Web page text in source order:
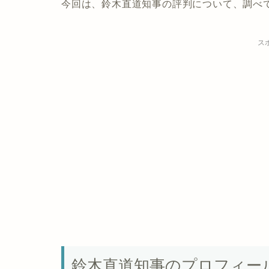
今回は、鈴木直道知事の評判について、調べ
ス
鈴木直道知事のプロフィー